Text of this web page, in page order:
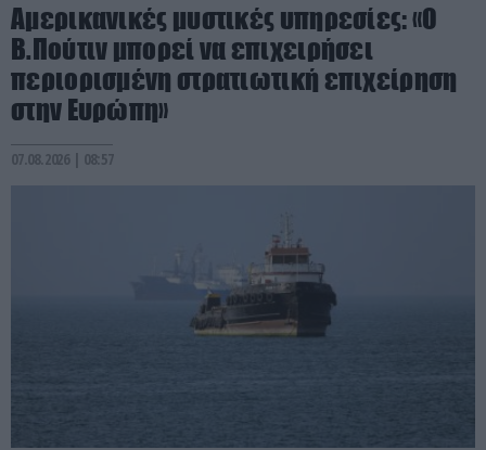
Αμερικανικές μυστικές υπηρεσίες: «Ο
Β.Πούτιν μπορεί να επιχειρήσει
περιορισμένη στρατιωτική επιχείρηση
στην Ευρώπη»
07.08.2026 | 08:57